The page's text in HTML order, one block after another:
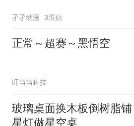
孑孑动漫 3跟贴
正常～超赛～黑悟空
叮当当科技
玻璃桌面换木板倒树脂铺
星灯做星空桌